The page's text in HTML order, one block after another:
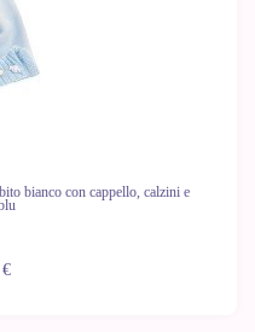
bianco con cappello, calzini e